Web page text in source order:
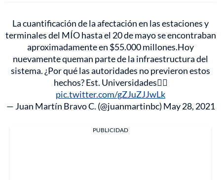
La cuantificación de la afectación en las estaciones y
terminales del MÍO hasta el 20 de mayo se encontraban
aproximadamente en $55.000 millones.Hoy
nuevamente queman parte de la infraestructura del
sistema. ¿Por qué las autoridades no previeron estos
hechos? Est. Universidades👇🏻
pic.twitter.com/gZJuZJJwLk
— Juan Martín Bravo C. (@juanmartinbc) May 28, 2021
PUBLICIDAD